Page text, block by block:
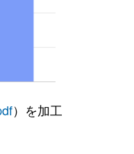
）を加工